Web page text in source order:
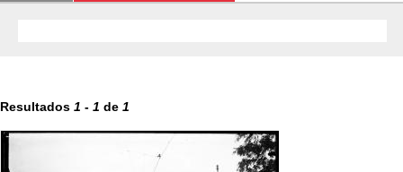
Resultados 1 - 1 de 1